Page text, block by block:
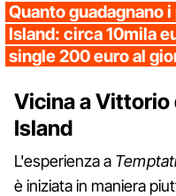
Quanto guadagnano
Island: circa 10mila
single 200 euro al
Vicina a
Island
L'esperienza a
è iniziata in maniera